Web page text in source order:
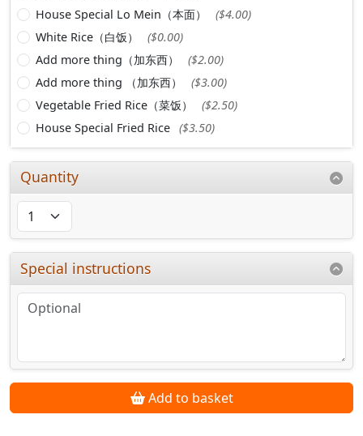
House Special Lo Mein（本面）
($4.00)
White Rice（白饭）
($0.00)
Add more thing（加东西）
($2.00)
Add more thing （加东西）
($3.00)
Vegetable Fried Rice（菜饭）
($2.50)
House Special Fried Rice ($3.50)
Quantity
Special instructions
Add to basket